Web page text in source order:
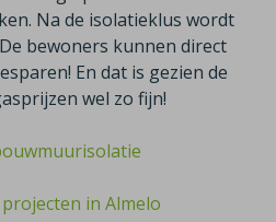
Na de isolatieklus wordt
bewoners kunnen direct
En dat is gezien de
wel zo fijn!
in Almelo